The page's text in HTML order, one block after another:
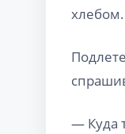
хлебом.
— Куда